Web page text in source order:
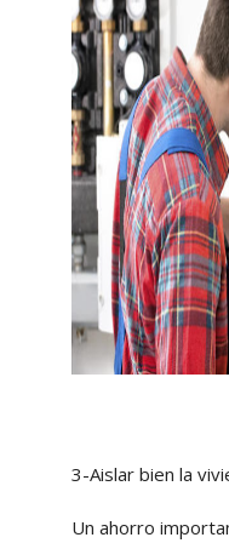
3-Aislar bien la
Un ahorro